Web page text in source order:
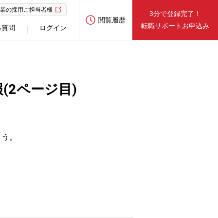
の採用ご担当者様
問 ログイン
閲覧履歴
3分で登録完了！
転職サポートお申込み
ページ目)
。